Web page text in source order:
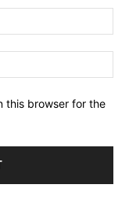
this browser for the